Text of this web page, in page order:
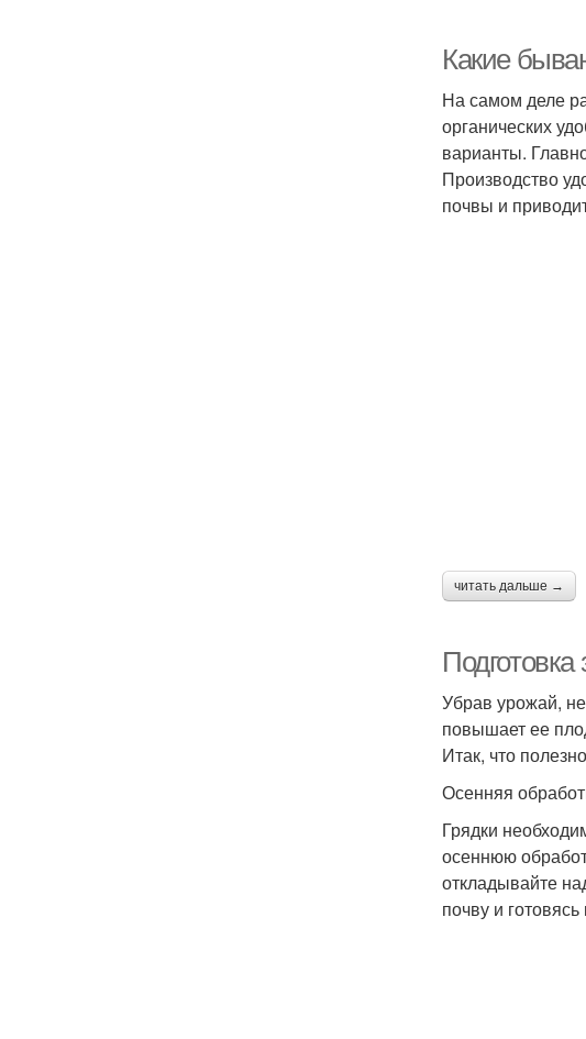
Какие
На самом деле
органических
варианты.
Производство
почвы и
читать дальше →
Убрав урожай,
повышает ее
Итак, что
Осенняя
Грядки
осеннюю
откладывайте
почву и